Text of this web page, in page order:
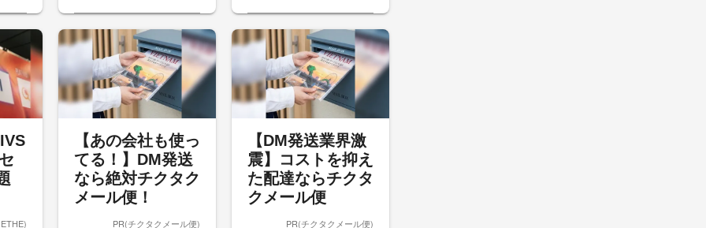
【あの会社も使っ
てる！】DM発送
なら絶対チクタク
メール便！
PR(チクタクメール便)
【DM発送業界激
震】コストを抑え
た配達ならチクタ
クメール便
PR(チクタクメール便)